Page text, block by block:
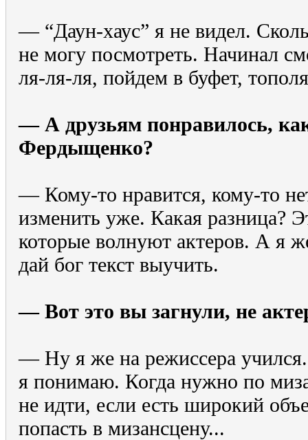
— “Даун-хаус” я не видел.
не могу посмотреть. Начинал
ля-ля-ля, пойдем в буфет,
— А друзьям понравилось,
Фердыщенко?
— Кому-то нравится, кому-то
изменить уже. Какая разница?
которые волнуют актеров. А я
дай бог текст выучить.
— Вот это вы загнули, не
— Ну я же на режиссера
я понимаю. Когда нужно по
не идти, если есть широкий
попасть в мизансцену...